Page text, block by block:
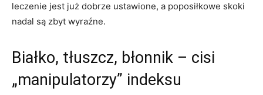
leczenie jest już dobrze ustawione, a poposiłkowe skoki
nadal są zbyt wyraźne.
Białko, tłuszcz, błonnik – cisi
„manipulatorzy” indeksu